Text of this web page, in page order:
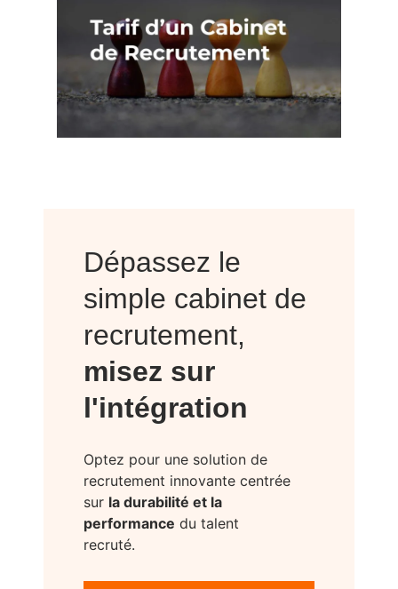
Dépassez le
simple cabinet de
recrutement,
misez sur
l'intégration
Optez pour une solution de
recrutement innovante centrée
sur la durabilité et la
performance du talent
recruté.